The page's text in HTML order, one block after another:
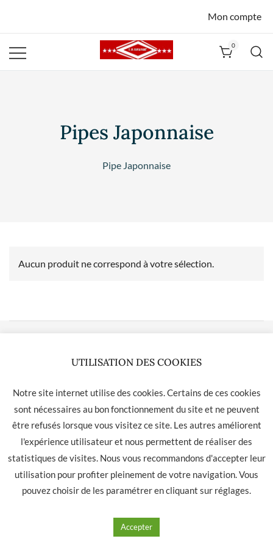
Mon compte
0
Pipes Japonnaise
Pipe Japonnaise
Aucun produit ne correspond à votre sélection.
05 01 31
Contact CGU CGV
UTILISATION DES COOKIES
Notre site internet utilise des cookies. Certains de ces cookies
sont nécessaires au bon fonctionnement du site et ne peuvent
être refusés lorsque vous visitez ce site. Les autres améliorent
l'expérience utilisateur et nous permettent de réaliser des
statistiques de visites. Nous vous recommandons d'accepter leur
utilisation pour profiter pleinement de votre navigation. Vous
pouvez choisir de les paramétrer en cliquant sur réglages.
Accepter